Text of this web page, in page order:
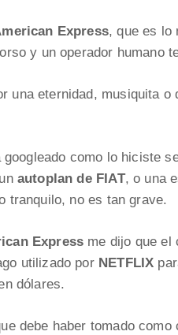
Express, que es lo
y un operador humano
una eternidad, musiquita
como lo hiciste
autoplan de FIAT, o una
tranquilo, no es tan grave.
Express me dijo que el
utilizado por NETFLIX
dólares.
debe haber tomado